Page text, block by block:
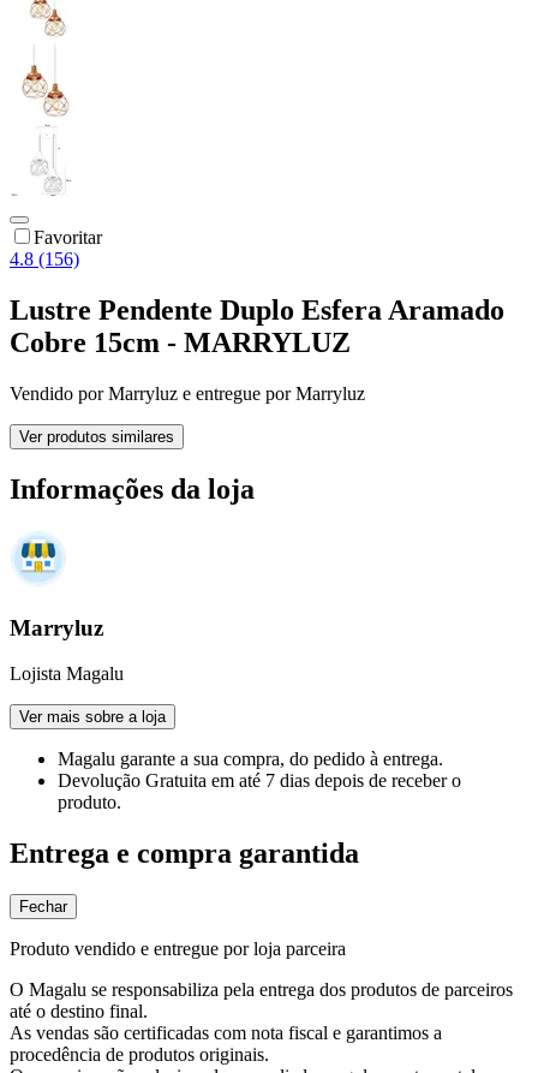
Favoritar
4.8 (156)
Lustre Pendente Duplo Esfera Aramado
Cobre 15cm - MARRYLUZ
Vendido porMarryluz e entregue por Marryluz
Ver produtos similares
Informações da loja
Marryluz
Lojista Magalu
Ver mais sobre a loja
Magalu garante a sua compra, do pedido à entrega.
Devolução Gratuita em até 7 dias depois de receber o
produto.
Entrega e compra garantida
Fechar
Produto vendido e entregue por loja parceira
O Magalu se responsabiliza pela entrega dos produtos de parceiros
até o destino final.
As vendas são certificadas com nota fiscal e garantimos a
procedência de produtos originais.